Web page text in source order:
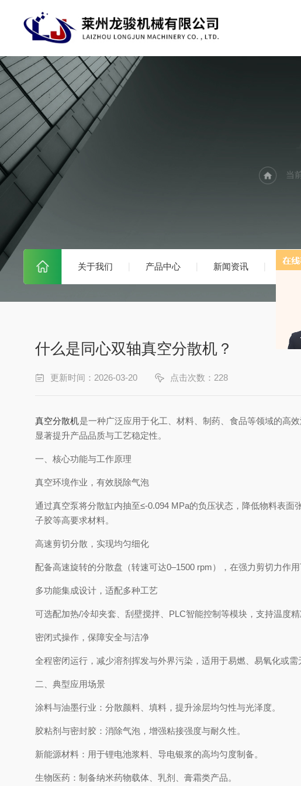
关于我们 产品中心 新闻资讯 技
当
什么是同心双轴真空分散机？
更新时间：2026-03-20 点击次数：228
真空分散机‌是一种广泛应用于化工、材料、制药、食品等领域的高
显著提升产品品质与工艺稳定性。
一、核心功能与工作原理
真空环境作业，有效脱除气泡‌
通过真空泵将分散缸内抽至≤-0.094 MPa的负压状态，降低物料表
子胶等高要求材料。
高速剪切分散，实现均匀细化‌
配备高速旋转的分散盘（转速可达0–1500 rpm），在强力剪切力作
多功能集成设计，适配多种工艺‌
可选配加热/冷却夹套、刮壁搅拌、PLC智能控制等模块，支持温度
密闭式操作，保障安全与洁净‌
全程密闭运行，减少溶剂挥发与外界污染，适用于易燃、易氧化或需
二、典型应用场景
涂料与油墨行业‌：分散颜料、填料，提升涂层均匀性与光泽度。
胶粘剂与密封胶‌：消除气泡，增强粘接强度与耐久性。
新能源材料‌：用于锂电池浆料、导电银浆的高均匀度制备。
生物医药‌：制备纳米药物载体、乳剂、膏霜类产品。